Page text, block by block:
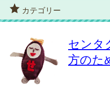
カテゴリー
センタ
方のた